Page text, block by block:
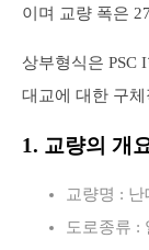
이며 교량 폭은
상부형식은 PSC
대교에 대한 구
1. 교량의 개
교량명 : 난
도로종류 :